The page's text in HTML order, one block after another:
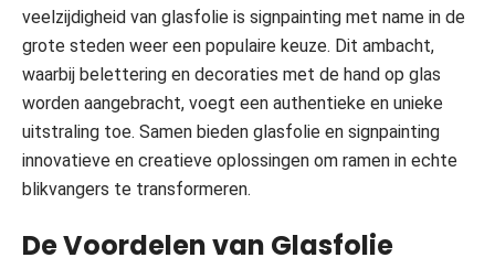
veelzijdigheid van glasfolie is signpainting met name in de
grote steden weer een populaire keuze. Dit ambacht,
waarbij belettering en decoraties met de hand op glas
worden aangebracht, voegt een authentieke en unieke
uitstraling toe. Samen bieden glasfolie en signpainting
innovatieve en creatieve oplossingen om ramen in echte
blikvangers te transformeren.
De Voordelen van Glasfolie